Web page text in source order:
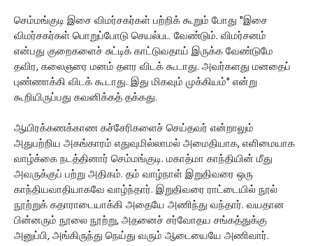
செம்மங்குடி இசை விமர்சகர்கள் பற்றிக் கூறும் போது "இசை
விமர்சகர்கள் பொறுப்போடு செயல்பட வேண்டும். விமர்சனம்
என்பது குறைகளைச் சுட்டிக் காட்டுவதாய் இருக்க வேண்டுமே
தவிர, கலைஞரை மனம் தளர விடக் கூடாது. அவர்களது மனதைப்
புண்ணாக்கி விடக் கூடாது. இது மிகவும் முக்கியம்" என்று
கூறியிருப்பது கவனிக்கத் தக்கது.
ஆயிரக்கணக்காண கச்சேரிகளைச் செய்தவர் என்றாலும்
அதுபற்றிய அகங்காரம் எதுவுமில்லாமல் அமைதியாக, எளிமையாக
வாழ்க்கை நடத்தினார் செம்மங்குடி. மகாத்மா காந்தியின் மீது
அவருக்குப் பற்று அதிகம். தம் வாழ்நாள் இறுதிவரை ஒரு
காந்தியவாதியாகவே வாழ்ந்தார். இறுதிவரை ராட்டையில் நூல்
நூற்றுக் கதாராடையாக்கி அதையே அணிந்து வந்தார். வயதான
பின்னரும் நூலை நூற்று, அதனைச் சர்வோதய சங்கத்துக்கு
அனுப்பி, அங்கிருந்து நெய்து வரும் ஆடையையே அணிவார்.